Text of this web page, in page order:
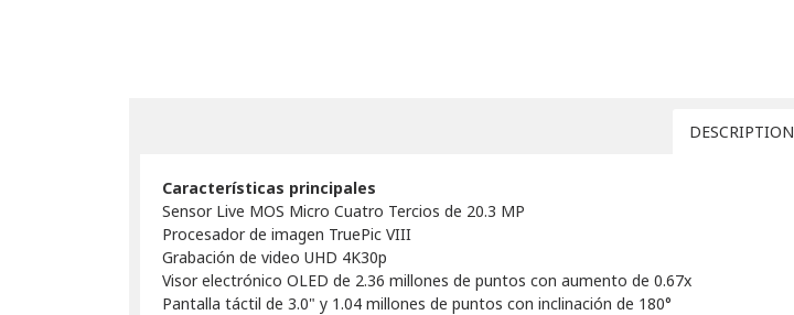
DESCRIPTION
Características principales
Sensor Live MOS Micro Cuatro Tercios de 20.3 MP
Procesador de imagen TruePic VIII
Grabación de video UHD 4K30p
Visor electrónico OLED de 2.36 millones de puntos con aumento de 0.67x
Pantalla táctil de 3.0" y 1.04 millones de puntos con inclinación de 180°